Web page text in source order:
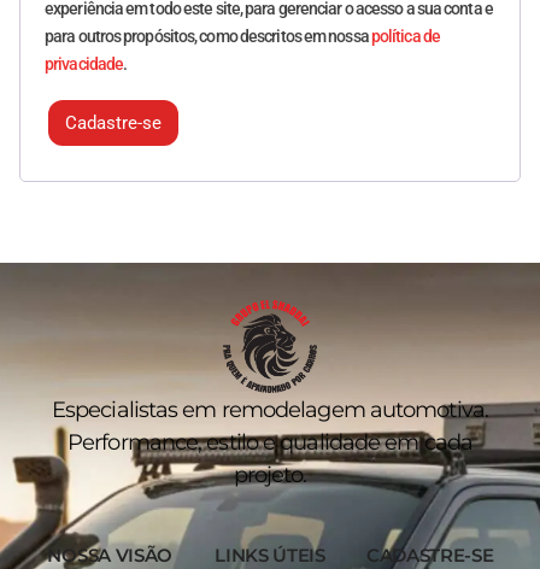
experiência em todo este site, para gerenciar o acesso a sua conta e
para outros propósitos, como descritos em nossapolítica de
privacidade.
Cadastre-se
Especialistas em remodelagem automotiva.
Performance, estilo e qualidade em cada
projeto.
NOSSA VISÃO LINKS ÚTEIS CADASTRE-SE